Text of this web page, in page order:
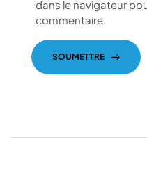
dans le navigateur
commentaire.
SOUMETTRE